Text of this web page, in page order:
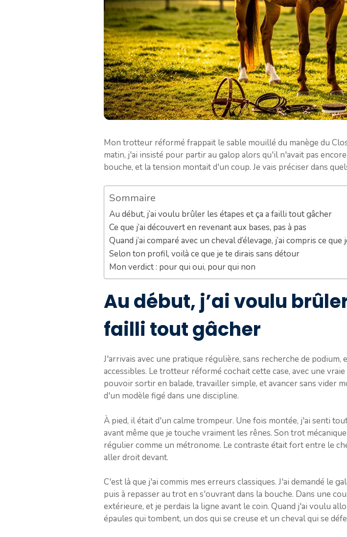
Mon trotteur réformé frappait le sable mouillé du manège du
matin, j'ai insisté pour partir au galop alors qu'il n'avait pas
bouche, et la tension montait d'un coup. Je vais préciser dans
Sommaire
Au début, j’ai voulu brûler les étapes et ça a failli tout gâcher
Ce que j’ai découvert en revenant aux bases, pas à pas
Quand j’ai comparé avec un cheval d’élevage, j’ai compris ce que
Selon ton profil, voilà ce que je te dirais sans détour
Mon verdict : pour qui oui, pour qui non
Au début, j’ai voulu
failli tout gâcher
J'arrivais avec une pratique régulière, sans recherche de
accessibles. Le trotteur réformé cochait cette case, avec une
pouvoir sortir en balade, travailler simple, et avancer sans vider
d'un modèle figé dans une discipline.
À pied, il était d'un calme trompeur. Une fois montée, j'ai senti
avant même que je touche vraiment les rênes. Son trot
régulier comme un métronome. Le contraste était fort entre le
aller droit devant.
C'est là que j'ai commis mes erreurs classiques. J'ai demandé le
puis à repasser au trot en s'ouvrant dans la bouche. Dans une
extérieure, et je perdais la ligne avant le coin. Quand j'ai voulu
épaules qui tombent, un dos qui se creuse et un cheval qui se